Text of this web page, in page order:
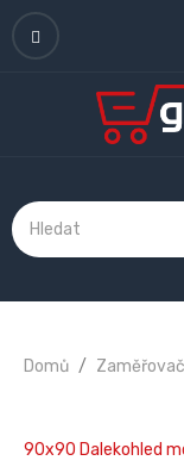
Domů
90x90 Dalekohled